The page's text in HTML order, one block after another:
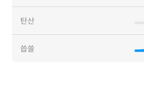
탄산
씁쓸